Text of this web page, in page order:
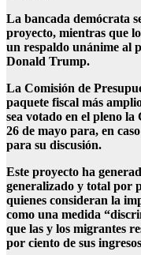
La bancada demócrata
proyecto, mientras que
un respaldo unánime al
Donald Trump.
La Comisión de
paquete fiscal más
sea votado en el pleno la
26 de mayo para, en
para su discusión.
Este proyecto ha
generalizado y total por
quienes consideran la
como una medida
que las y los migrantes
por ciento de sus